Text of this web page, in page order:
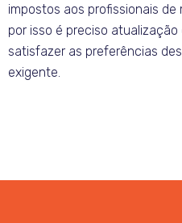
impostos aos profissionais
por isso é preciso
satisfazer as preferências
exigente.